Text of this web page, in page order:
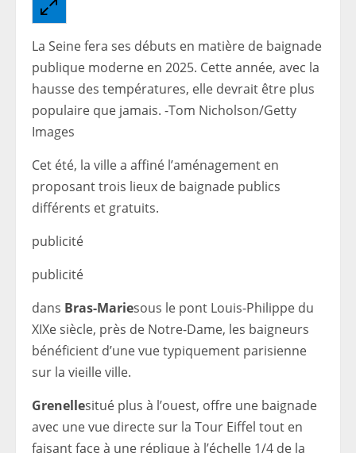
La Seine fera ses débuts en matière de baignade
publique moderne en 2025. Cette année, avec la
hausse des températures, elle devrait être plus
populaire que jamais. -Tom Nicholson/Getty
Images
Cet été, la ville a affiné l’aménagement en
proposant trois lieux de baignade publics
différents et gratuits.
publicité
publicité
dans Bras-Mariesous le pont Louis-Philippe du
XIXe siècle, près de Notre-Dame, les baigneurs
bénéficient d’une vue typiquement parisienne
sur la vieille ville.
Grenellesitué plus à l’ouest, offre une baignade
avec une vue directe sur la Tour Eiffel tout en
faisant face à une réplique à l’échelle 1/4 de la